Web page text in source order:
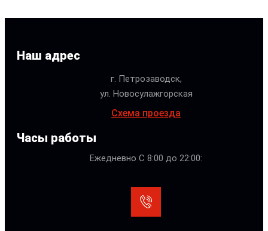
Наш адрес
г. Петрозаводск,
ул. Новосулажгорская
Схема проезда
Часы работы
Ежедневно С 8:00 до 22:00: